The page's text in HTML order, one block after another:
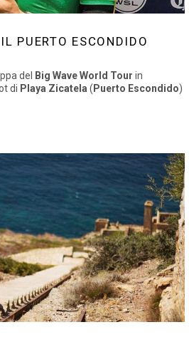
PUERTO ESCONDIDO
del Big Wave World Tour in
di Playa Zicatela ( Puerto Escondido)